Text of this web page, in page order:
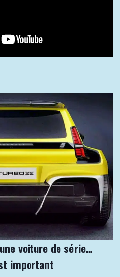
voiture de série…
important